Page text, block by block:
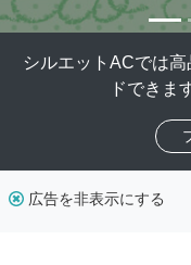
シルエットACでは
ドできま
広告を非表示にする